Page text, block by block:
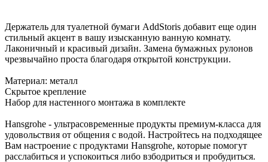
Держатель для туалетной бумаги AddStoris добавит еще один
стильный акцент в вашу изысканную ванную комнату.
Лаконичный и красивый дизайн. Замена бумажных рулонов
чрезвычайно проста благодаря открытой конструкции.
Материал: металл
Скрытое крепление
Набор для настенного монтажа в комплекте
Hansgrohe - ультрасовременные продукты премиум-класса для
удовольствия от общения с водой. Настройтесь на подходящее
Вам настроение с продуктами Hansgrohe, которые помогут
расслабиться и успокоиться либо взбодриться и пробудиться.